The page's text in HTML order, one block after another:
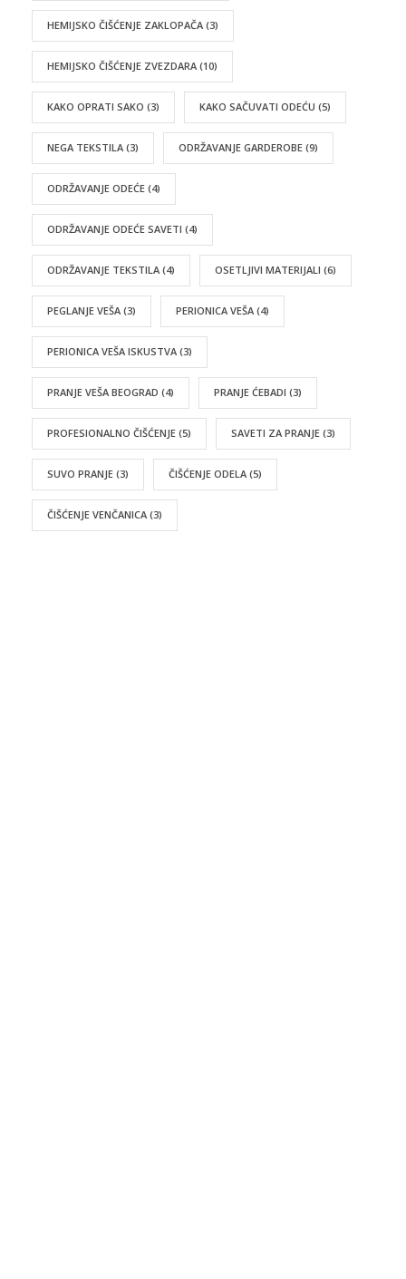
HEMIJSKO ČIŠĆENJE ZAKLOPAČA (3)
HEMIJSKO ČIŠĆENJE ZVEZDARA (10)
KAKO OPRATI SAKO (3) KAKO SAČUVATI ODEĆU (5)
NEGA TEKSTILA (3) ODRŽAVANJE GARDEROBE (9)
ODRŽAVANJE ODEĆE (4)
ODRŽAVANJE ODEĆE SAVETI (4)
ODRŽAVANJE TEKSTILA (4) OSETLJIVI MATERIJALI (6)
PEGLANJE VEŠA (3) PERIONICA VEŠA (4)
PERIONICA VEŠA ISKUSTVA (3)
PRANJE VEŠA BEOGRAD (4) PRANJE ĆEBADI (3)
PROFESIONALNO ČIŠĆENJE (5) SAVETI ZA PRANJE (3)
SUVO PRANJE (3) ČIŠĆENJE ODELA (5)
ČIŠĆENJE VENČANICA (3)